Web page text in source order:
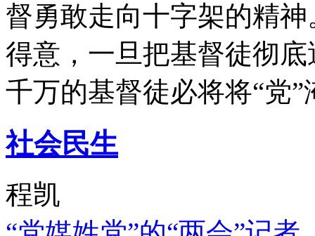
督勇敢走向十字架的精
得意，一旦把基督徒彻
千万的基督徒必将将“党”
社会民生
程凯